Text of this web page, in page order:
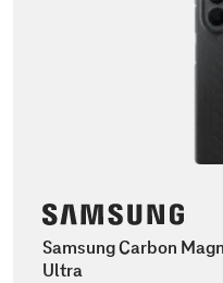
Samsung Carbon
Ultra